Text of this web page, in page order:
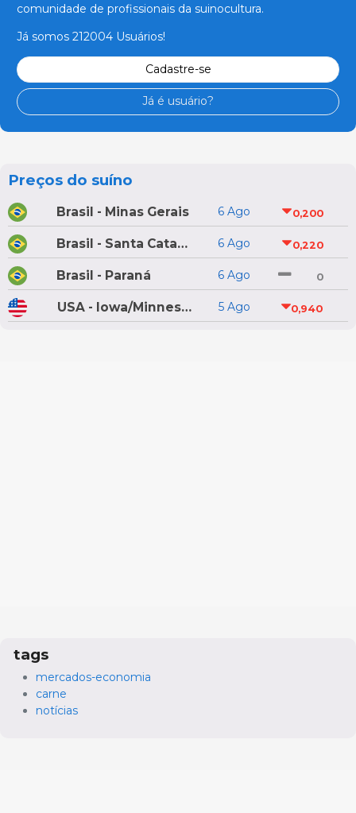
comunidade de profissionais da suinocultura.
Já somos 212004 Usuários!
Cadastre-se
Já é usuário?
Preços do suíno
Brasil - Minas Gerais 6 Ago 0,200
Brasil - Santa Catarina 6 Ago 0,220
Brasil - Paraná 6 Ago 0
USA - Iowa/Minnesota 5 Ago 0,940
tags
mercados-economia
carne
notícias